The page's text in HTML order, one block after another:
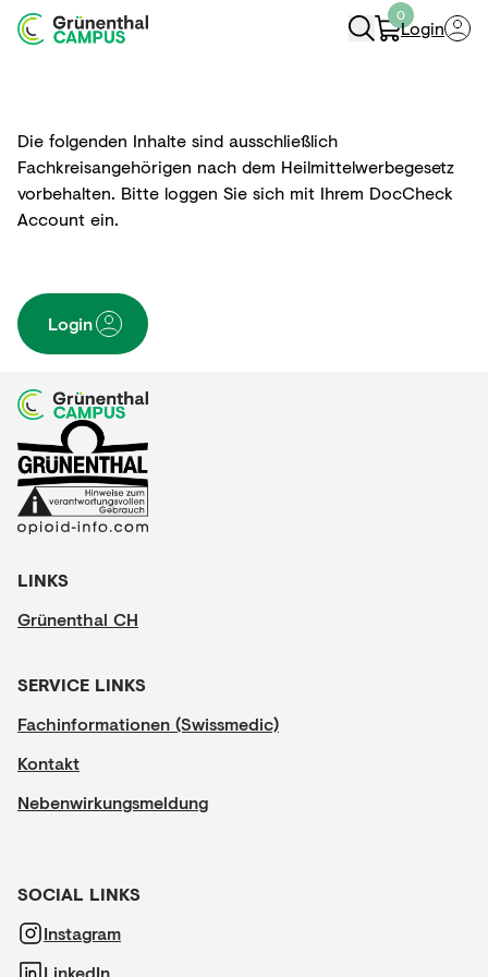
0
Login
Die folgenden Inhalte sind ausschließlich
Fachkreisangehörigen nach dem Heilmittelwerbegesetz
vorbehalten. Bitte loggen Sie sich mit Ihrem DocCheck
Account ein.
Login
LINKS
Grünenthal CH
SERVICE LINKS
Fachinformationen (Swissmedic)
Kontakt
Nebenwirkungsmeldung
SOCIAL LINKS
Instagram